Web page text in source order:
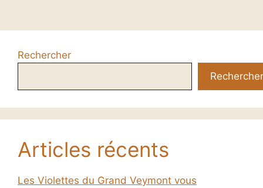
Rechercher
Rechercher
Articles récents
Les Violettes du Grand Veymont vous